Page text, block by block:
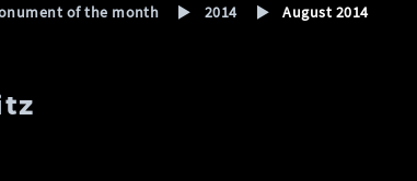
of the month 2014 August 2014